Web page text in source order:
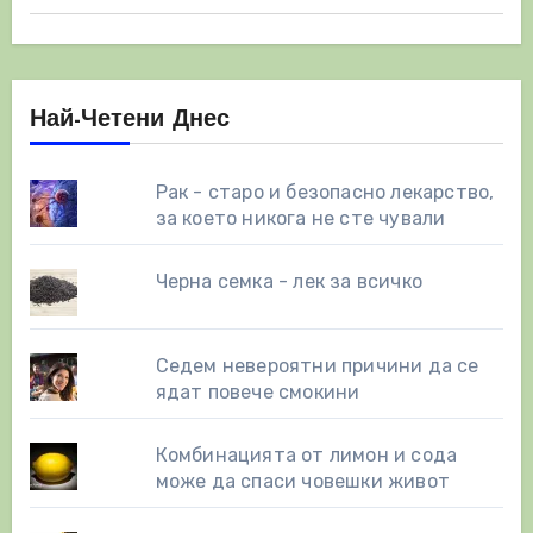
Най-Четени Днес
Рак - старо и безопасно лекарство,
за което никога не сте чували
Черна семка - лек за всичко
Седем невероятни причини да се
ядат повече смокини
Комбинацията от лимон и сода
може да спаси човешки живот